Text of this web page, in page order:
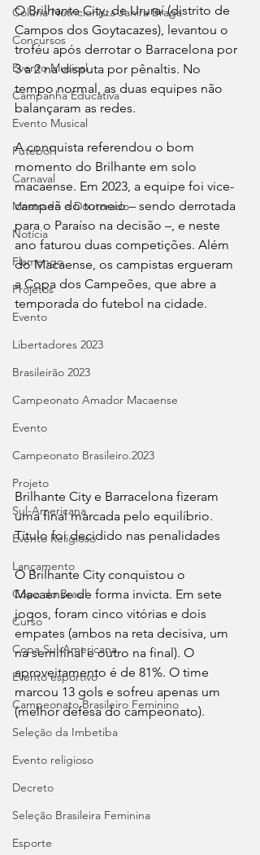
Coluna Nutricionista Janira Braga
Concursos
Evento Musical
Campanha Educativa
Evento Musical
Futebol
Carnaval
Mestrado e Doutorado
Notícia
Flamengo
Projetos
Evento
Libertadores 2023
Brasileirão 2023
Campeonato Amador Macaense
Evento
Campeonato Brasileiro.2023
Projeto
Sul-Americana
Evento Religioso
Lançamento
Copa do Brasil
Curso
Copa Sul-Americana
Evento esportivo
Campeonato Brasileiro Feminino
Seleção da Imbetiba
Evento religioso
Decreto
Seleção Brasileira Feminina
Esporte
O Brilhante City, de Ururaí (distrito de
Campos dos Goytacazes), levantou o
troféu após derrotar o Barracelona por
3 a 2 na disputa por pênaltis. No
tempo normal, as duas equipes não
balançaram as redes.
A conquista referendou o bom
momento do Brilhante em solo
macaense. Em 2023, a equipe foi vice-
campeã do torneio – sendo derrotada
para o Paraíso na decisão –, e neste
ano faturou duas competições. Além
do Macaense, os campistas ergueram
a Copa dos Campeões, que abre a
temporada do futebol na cidade.
Brilhante City e Barracelona fizeram
uma final marcada pelo equilíbrio.
Título foi decidido nas penalidades
O Brilhante City conquistou o
Macaense de forma invicta. Em sete
jogos, foram cinco vitórias e dois
empates (ambos na reta decisiva, um
na semifinal e outro na final). O
aproveitamento é de 81%. O time
marcou 13 gols e sofreu apenas um
(melhor defesa do campeonato).